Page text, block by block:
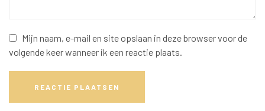
Mijn naam, e-mail en site opslaan in deze browser voor de
volgende keer wanneer ik een reactie plaats.
REACTIE PLAATSEN